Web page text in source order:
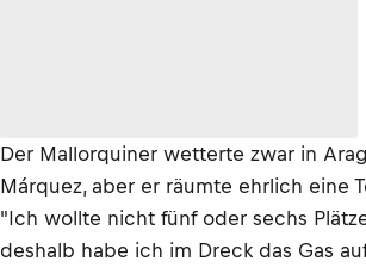
Der Mallorquiner wetterte zwar in
Márquez, aber er räumte ehrlich eine
"Ich wollte nicht fünf oder sechs
deshalb habe ich im Dreck das Gas